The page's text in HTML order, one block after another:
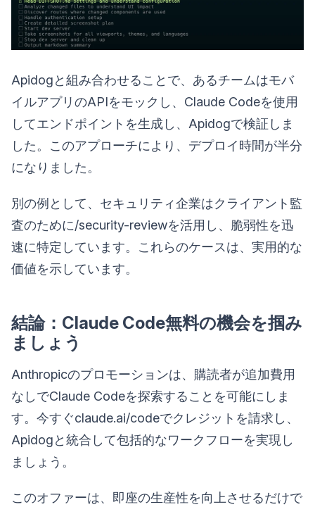
Apidogと組み合わせることで、あるチームはモバ
イルアプリのAPIをモックし、Claude Codeを使用
してエンドポイントを生成し、Apidogで検証しま
した。このアプローチにより、デプロイ時間が半分
になりました。
別の例として、セキュリティ企業はクライアント監
査のために/security-reviewを活用し、脆弱性を迅
速に特定しています。これらのケースは、実用的な
価値を示しています。
結論：Claude Code無料の機会を掴み
ましょう
Anthropicのプロモーションは、購読者が追加費用
なしでClaude Codeを探索することを可能にしま
す。今すぐclaude.ai/codeでクレジットを請求し、
Apidogと統合して包括的なワークフローを実現し
ましょう。
このオファーは、即座の生産性を向上させるだけで